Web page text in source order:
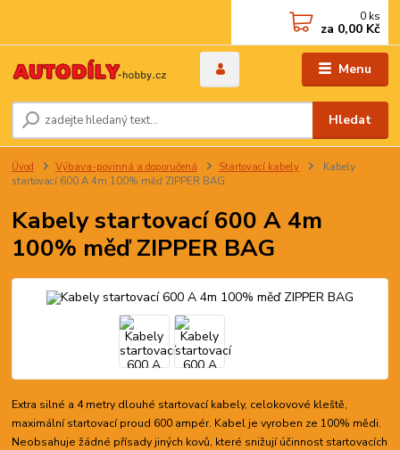
Menu
Hledat
0 ks
za 0,00 Kč
Úvod Výbava-povinná a doporučená Startovací kabely
Kabely
startovací 600 A 4m 100% měď ZIPPER BAG
Kabely startovací 600 A 4m
100% měď ZIPPER BAG
Extra silné a 4 metry dlouhé startovací kabely, celokovové kleště,
maximální startovací proud 600 ampér. Kabel je vyroben ze 100% mědi.
Neobsahuje žádné přísady jiných kovů, které snižují účinnost startovacích